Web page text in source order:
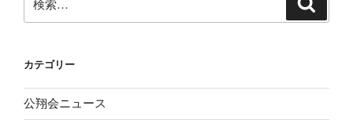
索:
カテゴリー
公翔会ニュース